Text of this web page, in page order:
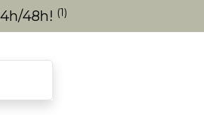
48h! (1)